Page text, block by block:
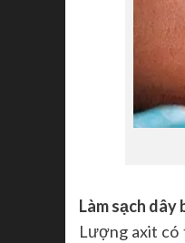
Làm sạch dây
Lượng axit có